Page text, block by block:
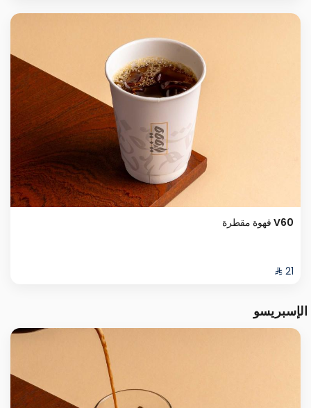
V60 قهوة مقطرة
الإسبريسو